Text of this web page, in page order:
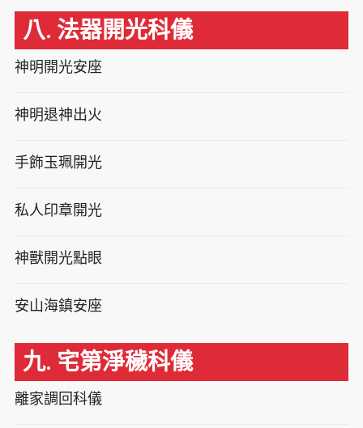
八. 法器開光科儀
神明開光安座
神明退神出火
手飾玉珮開光
私人印章開光
神獸開光點眼
安山海鎮安座
九. 宅第淨穢科儀
離家調回科儀